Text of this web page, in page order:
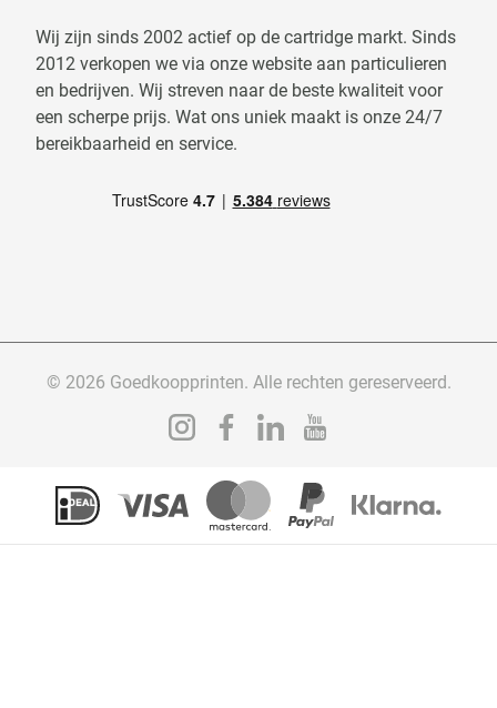
Wij zijn sinds 2002 actief op de cartridge markt. Sinds
2012 verkopen we via onze website aan particulieren
en bedrijven. Wij streven naar de beste kwaliteit voor
een scherpe prijs. Wat ons uniek maakt is onze 24/7
bereikbaarheid en service.
© 2026 Goedkoopprinten. Alle rechten gereserveerd.